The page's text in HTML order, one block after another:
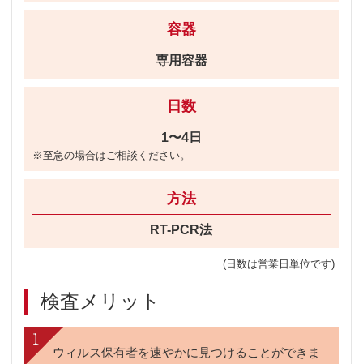
容器
専用容器
日数
1〜4日
※至急の場合はご相談ください。
方法
RT-PCR法
(日数は営業日単位です)
検査メリット
ウィルス保有者を速やかに見つける ことができま